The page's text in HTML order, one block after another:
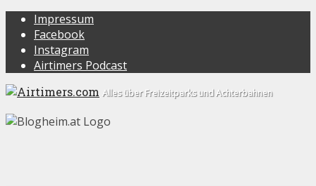
Impressum
Facebook
Instagram
Airtimers Podcast
Alles über Freizeitparks und Achterbahnen